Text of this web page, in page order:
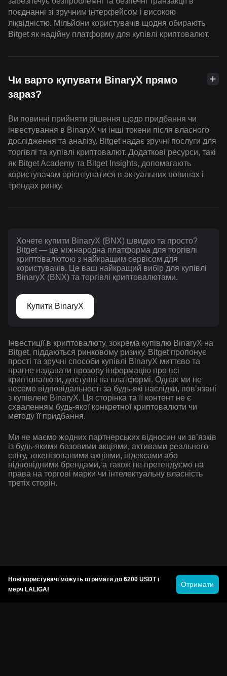
поєднанні зі зручним інтерфейсом і високою
ліквідністю. Мільйони користувачів щодня обирають
Bitget як надійну платформу для купівлі криптовалют.
Чи варто купувати BinaryX прямо
зараз?
Ви повинні прийняти рішення щодо придбання чи
інвестування в BinaryX чи інші токени після власного
дослідження та аналізу. Bitget надає зручні послуги для
торгівлі та купівлі криптовалют. Додаткові ресурси, такі
як Bitget Academy та Bitget Insights, допомагають
користувачам орієнтуватися в актуальних новинах і
трендах ринку.
Хочете купити BinaryX (BNX) швидко та просто?
Bitget — це міжнародна платформа для торгівлі
криптовалютою з найкращим сервісом для
користувачів. Це ваш найкращий вибір для купівлі
BinaryX (BNX) та торгівлі криптовалютами.
Купити BinaryX
Інвестиції в криптовалюту, зокрема купівлю BinaryX на
Bitget, піддаються ринковому ризику. Bitget пропонує
прості та зручні способи купівлі BinaryX миттєво та
прагне надавати прозору інформацію про всі
криптовалюти, доступні на платформі. Однак ми не
несемо відповідальності за будь-які наслідки, повʼязані
з купівлею BinaryX. Ця сторінка та її контент не є
схваленням будь-якої конкретної криптовалюти чи
методу її придбання.
Ми не маємо жодних партнерських відносин чи зв’язків
із будь-якими базовими акціями, активами реального
світу, токенізованими акціями, індексами або
відповідними брендами, а також не претендуємо на
права на торгові марки чи інтелектуальну власність
третіх сторін.
Нові користувачі можуть отримати до 6200 USDT і
мерч LALIGA!
Отримати